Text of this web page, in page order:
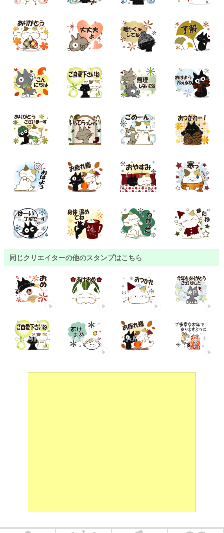
同じクリエイターの他のスタンプはこちら